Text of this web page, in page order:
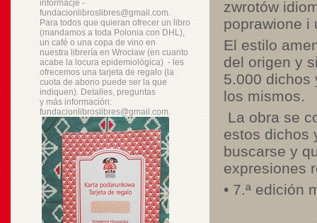
informacje -
fundacionlibroslibres@gmail.com.
Para todos que quieran ofrecer un libro
(mandamos a toda Polonia con DHL),
un café o una copa de vino en
nuestra libreríaen Wrocław (en cuanto
acabe la locura epidemiológica) - les
ofrecemos una tarjeta de regalo (la
cuota de abono puede ser la que
indiquen). Detalles, preguntas
y másinformación:
fundacionlibroslibres@gmail.com.
zwrotów
poprawione i
El estilo
del origen y
5.000 dichos
los mismos.
La obra se
estos dichos
buscarse y
expresiones
• 7.ª edición